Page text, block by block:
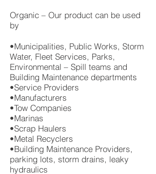
Organic – Our product can be used
by
•Municipalities, Public Works, Storm
Water, Fleet Services, Parks,
Environmental – Spill teams and
Building Maintenance departments
•Service Providers
•Manufacturers
•Tow Companies
•Marinas
•Scrap Haulers
•Metal Recyclers
•Building Maintenance Providers,
parking lots, storm drains, leaky
hydraulics